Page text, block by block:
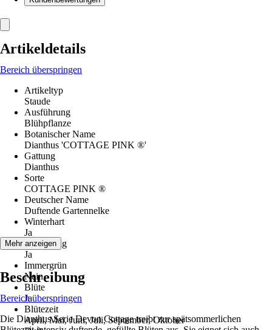
Artikeldetails
Bereich überspringen
Artikeltyp
Staude
Ausführung
Blühpflanze
Botanischer Name
Dianthus 'COTTAGE PINK ®'
Gattung
Dianthus
Sorte
COTTAGE PINK ®
Deutscher Name
Duftende Gartennelke
Winterhart
Ja
Mehrjährig
Ja
Immergrün
Nein
Blüte
Ja
Blütezeit
April, Mai, Juni, Juli, September, Oktober
Mehr anzeigen
Beschreibung
Bereich überspringen
Die Dianthus Serie Devon Cottage treibt zur spätsommerlichen